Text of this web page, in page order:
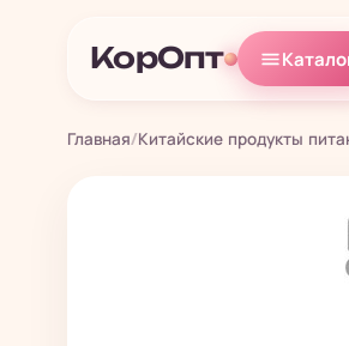
КорОпт
Главная/Китайские продукты